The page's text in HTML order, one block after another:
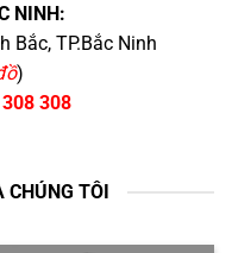
NINH:
Bắc, TP.Bắc Ninh
)
308
TÔI